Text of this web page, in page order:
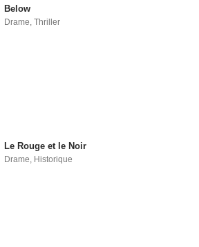
Below
Drame,Thriller
Le Rouge et le Noir
Drame Historique